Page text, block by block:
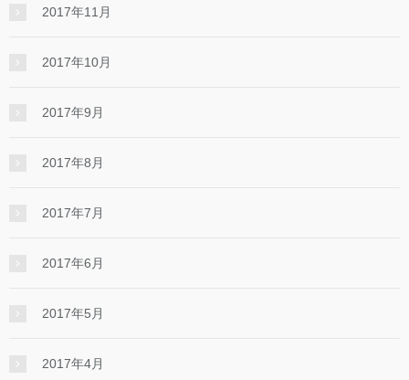
2017年11月
2017年10月
2017年9月
2017年8月
2017年7月
2017年6月
2017年5月
2017年4月